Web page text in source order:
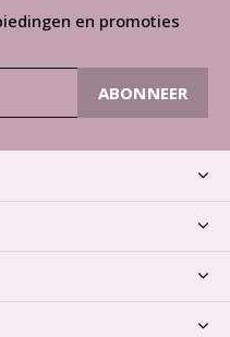
en promoties
ABONNEER